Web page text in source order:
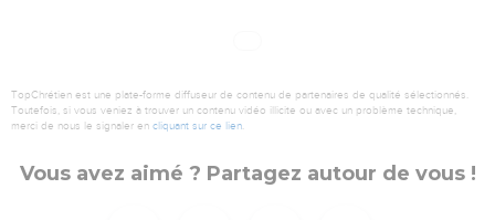
TopChrétien est une plate-forme diffuseur de contenu de partenaires de qualité sélectionnés.
Toutefois, si vous veniez à trouver un contenu vidéo illicite ou avec un problème technique,
merci de nous le signaler en cliquant sur ce lien.
Vous avez aimé ? Partagez autour de vous !